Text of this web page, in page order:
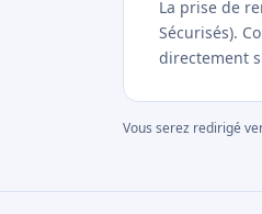
La prise de
Sécurisés).
directement
Vous serez redirigé